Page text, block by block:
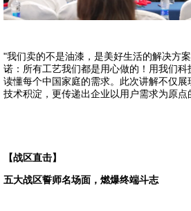
"我们卖的不是油漆，是美好生活的解决方
诺：所有工艺我们都是用心做的！用我们
读懂每个中国家庭的需求。 此次讲解不仅展
技术积淀，更传递出企业以用户需求为原点
【战区直击】
五大战区誓师名场面，燃爆终端斗志